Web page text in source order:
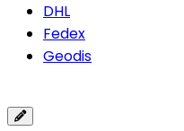
DHL
Fedex
Geodis